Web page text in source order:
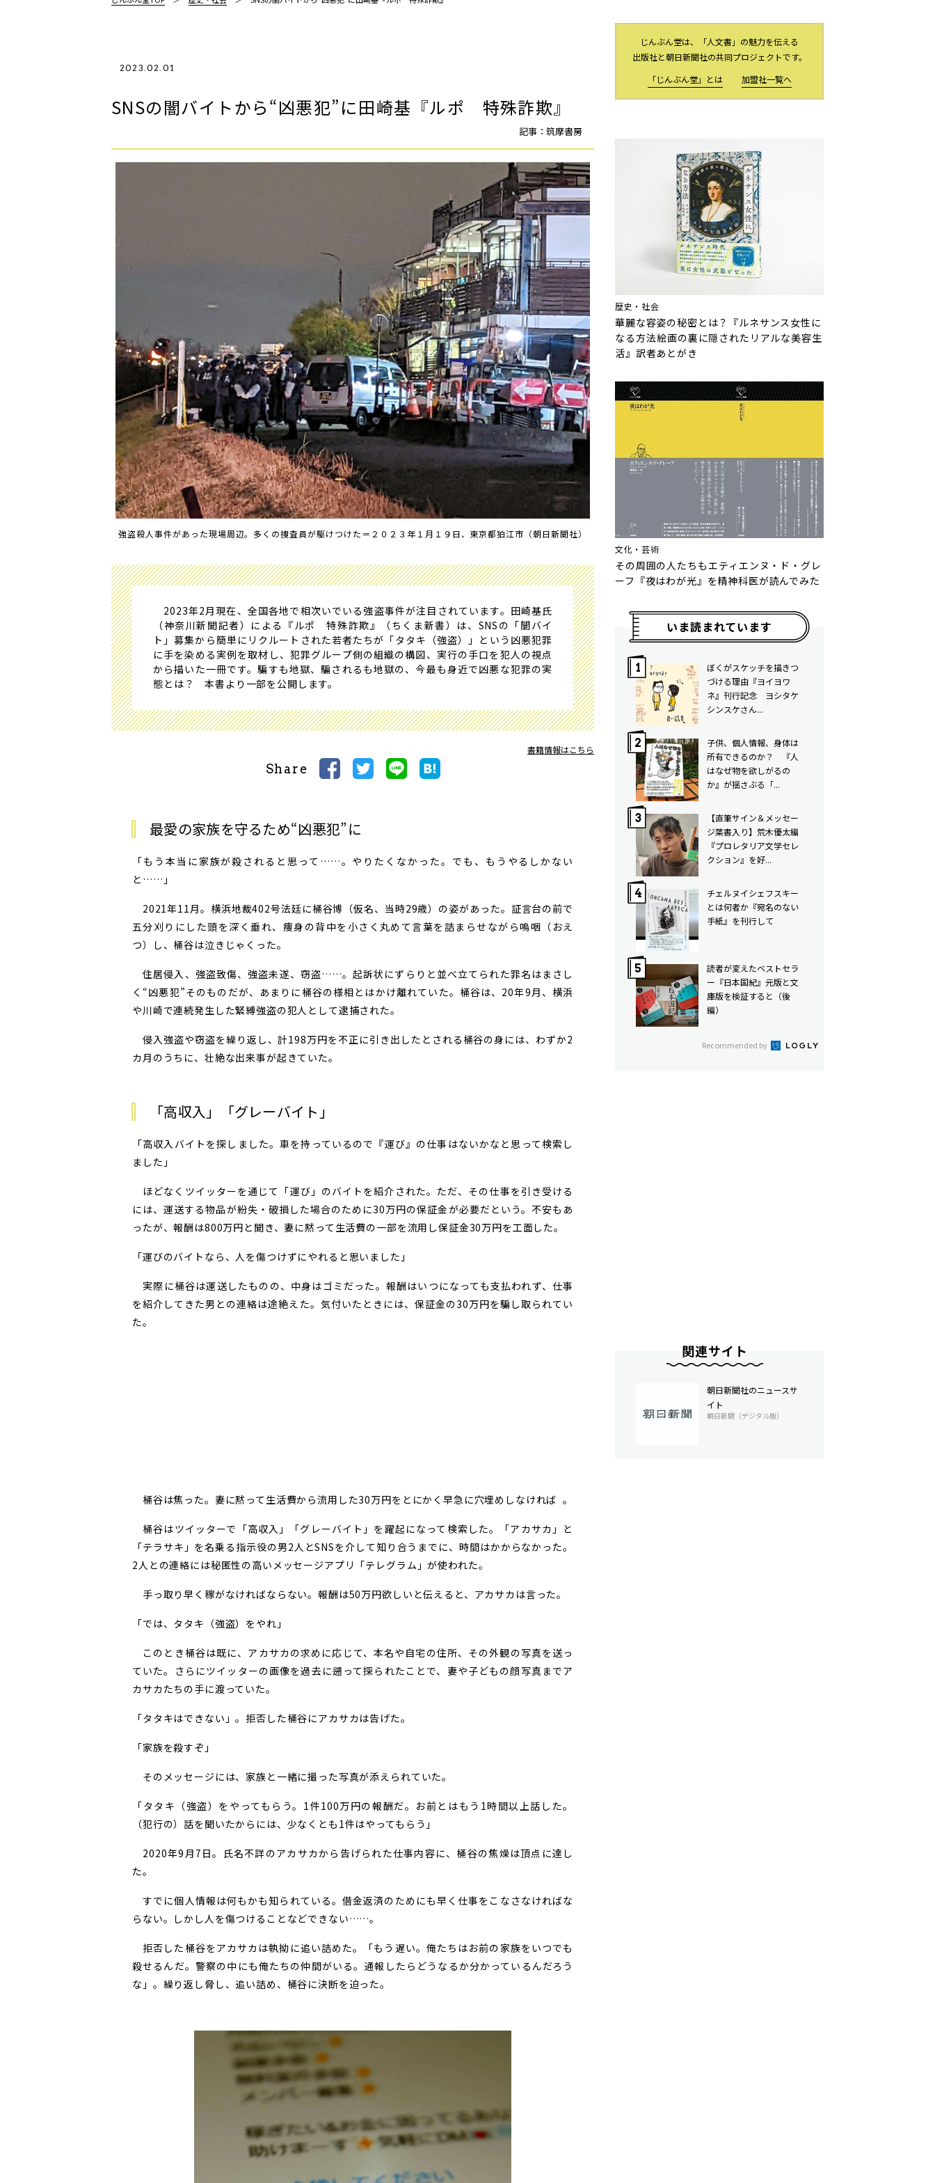
2023.02.01
SNSの闇バイトから“凶悪犯”に――田崎基『ルポ 特殊詐欺』
記事：筑摩書房
強盗殺人事件があった現場周辺。多くの捜査員が駆けつけた＝２０２３年１月１９日、東京都狛江市（朝日新聞社）
2023年2月現在、全国各地で相次いでいる強盗事件が注目されています。田崎基氏
（神奈川新聞記者）による『ルポ 特殊詐欺』（ちくま新書）は、SNSの「闇バイ
ト」募集から簡単にリクルートされた若者たちが「タタキ（強盗）」という凶悪犯罪
に手を染める実例を取材し、犯罪グループ側の組織の構図、実行の手口を犯人の視点
から描いた一冊です。騙すも地獄、騙されるも地獄の、今最も身近で凶悪な犯罪の実
態とは？ 本書より一部を公開します。
書籍情報はこちら
Share
最愛の家族を守るため“凶悪犯”に
「もう本当に家族が殺されると思って……。やりたくなかった。でも、もうやるしかない
と……」
2021年11月。横浜地裁402号法廷に桶谷博（仮名、当時29歳）の姿があった。証言台の前で
五分刈りにした頭を深く垂れ、痩身の背中を小さく丸めて言葉を詰まらせながら嗚咽（おえ
つ）し、桶谷は泣きじゃくった。
住居侵入、強盗致傷、強盗未遂、窃盗……。起訴状にずらりと並べ立てられた罪名はまさし
く“凶悪犯”そのものだが、あまりに桶谷の様相とはかけ離れていた。桶谷は、20年9月、横浜
や川崎で連続発生した緊縛強盗の犯人として逮捕された。
侵入強盗や窃盗を繰り返し、計198万円を不正に引き出したとされる桶谷の身には、わずか2
カ月のうちに、壮絶な出来事が起きていた。
「高収入」「グレーバイト」
「高収入バイトを探しました。車を持っているので『運び』の仕事はないかなと思って検索し
ました」
ほどなくツイッターを通じて「運び」のバイトを紹介された。ただ、その仕事を引き受ける
には、運送する物品が紛失・破損した場合のために30万円の保証金が必要だという。不安もあ
ったが、報酬は800万円と聞き、妻に黙って生活費の一部を流用し保証金30万円を工面した。
「運びのバイトなら、人を傷つけずにやれると思いました」
実際に桶谷は運送したものの、中身はゴミだった。報酬はいつになっても支払われず、仕事
を紹介してきた男との連絡は途絶えた。気付いたときには、保証金の30万円を騙し取られてい
た。
桶谷は焦った。妻に黙って生活費から流用した30万円をとにかく早急に穴埋めしなければ ―― 。
桶谷はツイッターで「高収入」「グレーバイト」を躍起になって検索した。「アカサカ」と
「テラサキ」を名乗る指示役の男2人とSNSを介して知り合うまでに、時間はかからなかった。
2人との連絡には秘匿性の高いメッセージアプリ「テレグラム」が使われた。
手っ取り早く稼がなければならない。報酬は50万円欲しいと伝えると、アカサカは言った。
「では、タタキ（強盗）をやれ」
このとき桶谷は既に、アカサカの求めに応じて、本名や自宅の住所、その外観の写真を送っ
ていた。さらにツイッターの画像を過去に遡って探られたことで、妻や子どもの顔写真までア
カサカたちの手に渡っていた。
「タタキはできない」。拒否した桶谷にアカサカは告げた。
「家族を殺すぞ」
そのメッセージには、家族と一緒に撮った写真が添えられていた。
「タタキ（強盗）をやってもらう。1件100万円の報酬だ。お前とはもう1時間以上話した。
（犯行の）話を聞いたからには、少なくとも1件はやってもらう」
2020年9月7日。氏名不詳のアカサカから告げられた仕事内容に、桶谷の焦燥は頂点に達し
た。
すでに個人情報は何もかも知られている。借金返済のためにも早く仕事をこなさなければな
らない。しかし人を傷つけることなどできない……。
拒否した桶谷をアカサカは執拗に追い詰めた。「もう遅い。俺たちはお前の家族をいつでも
殺せるんだ。警察の中にも俺たちの仲間がいる。通報したらどうなるか分かっているんだろう
な」。繰り返し脅し、追い詰め、桶谷に決断を迫った。
じんぶん堂は、「人文書」の魅力を伝える
出版社と朝日新聞社の共同プロジェクトです。
「じんぶん堂」とは
加盟社一覧へ
歴史・社会
華麗な容姿の秘密とは？『ルネサンス女性に
なる方法――絵画の裏に隠されたリアルな美容生
活』訳者あとがき
文化・芸術
その周囲の人たちも――エティエンヌ・ド・グレ
ーフ『夜はわが光』を精神科医が読んでみた
いま読まれています
ぼくがスケッチを描きつ
づける理由――『ヨイヨワ
ネ』刊行記念 ヨシタケ
シンスケさん...
子供、個人情報、身体は
所有できるのか？ 『人
はなぜ物を欲しがるの
か』が揺さぶる「...
【直筆サイン＆メッセー
ジ葉書入り】荒木優太編
『プロレタリア文学セレ
クション』を好...
チェルヌイシェフスキー
とは何者か――『宛名のない
手紙』を刊行して
読者が変えたベストセラ
ー――『日本国紀』元版と文
庫版を検証すると（後
編）
Recommended by
関連サイト
朝日新聞社のニュースサ
イト
朝日新聞（デジタル版）